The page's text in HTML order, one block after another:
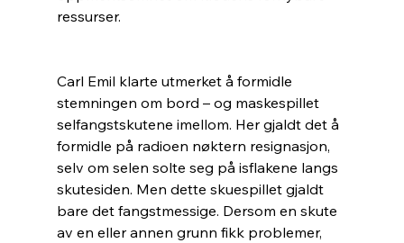
ressurser.
Carl Emil klarte utmerket å formidle
stemningen om bord – og maskespillet
selfangstskutene imellom. Her gjaldt det å
formidle på radioen nøktern resignasjon,
selv om selen solte seg på isflakene langs
skutesiden. Men dette skuespillet gjaldt
bare det fangstmessige. Dersom en skute
av en eller annen grunn fikk problemer,